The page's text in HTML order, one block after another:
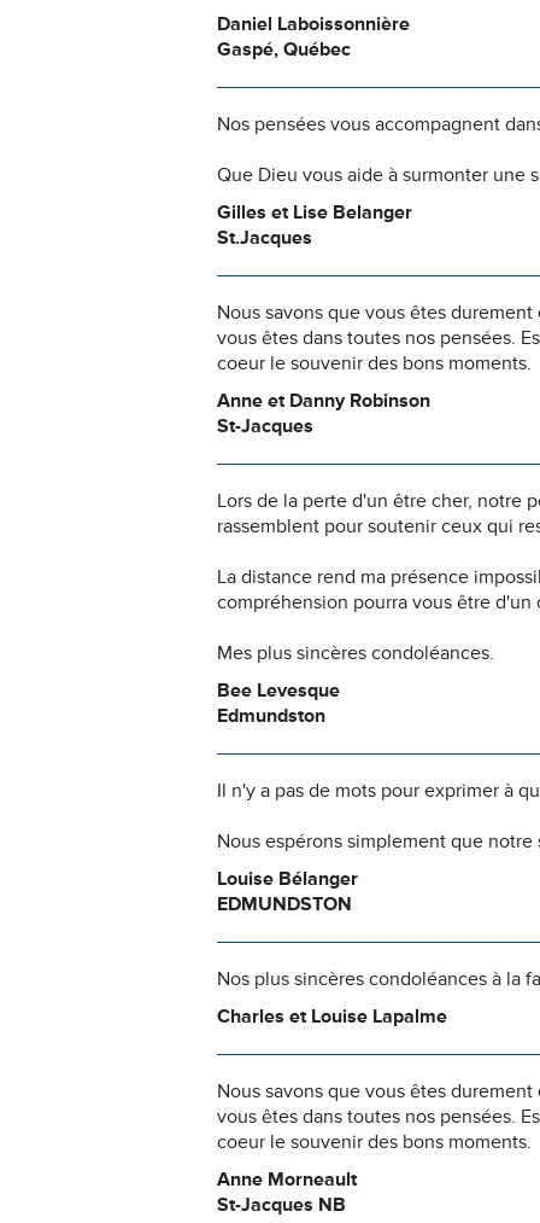
Daniel Laboissonnière
Gaspé, Québec
Nos pensées vous accompagnent
Que Dieu vous aide à surmonter une
Gilles et Lise Belanger
St.Jacques
Nous savons que vous êtes
vous êtes dans toutes nos pensées.
coeur le souvenir des bons moments.
Anne et Danny Robinson
St-Jacques
Lors de la perte d'un être cher, notre
rassemblent pour soutenir ceux qui
La distance rend ma présence
compréhension pourra vous être d'un
Mes plus sincères condoléances.
Bee Levesque
Edmundston
Il n'y a pas de mots pour exprimer à
Nous espérons simplement que
Louise Bélanger
EDMUNDSTON
Nos plus sincères condoléances à la
Charles et Louise Lapalme
Nous savons que vous êtes
vous êtes dans toutes nos pensées.
coeur le souvenir des bons moments.
Anne Morneault
St-Jacques NB